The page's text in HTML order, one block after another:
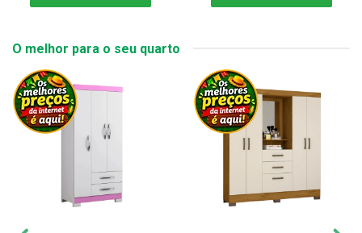
O melhor para o seu quarto